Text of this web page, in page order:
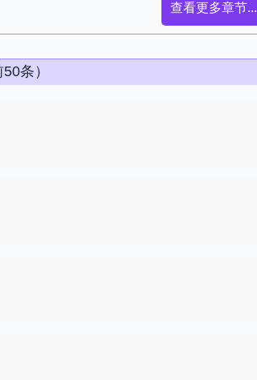
查看更多章节...
条）